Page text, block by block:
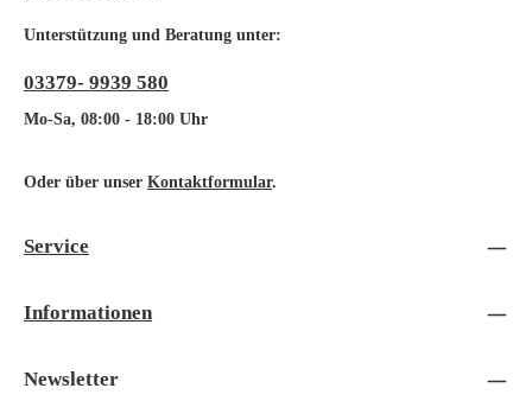
Unterstützung und Beratung unter:
03379- 9939 580
Mo-Sa, 08:00 - 18:00 Uhr
Oder über unser Kontaktformular.
Service
Informationen
Newsletter